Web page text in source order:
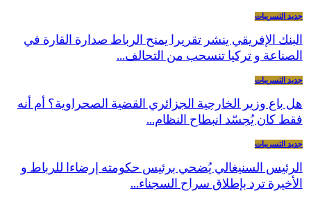
جديد التسريبات
البنك الإفريقي ينشر تقريرا يمنح الرباط صدارة القارة في
الصناعة و تركيا تنسحب من التحالف…
جديد التسريبات
هل باع وزير الخارجية الجزائري القضية الصحراوية؟ أم أنه
فقط كان يُجسّد انبطاح النظام…
جديد التسريبات
الرئيس السنيغالي يُضحي برئيس حكومته إرضاءا للرباط و
الأخيرة ترد بإطلاق سراح السجناء…